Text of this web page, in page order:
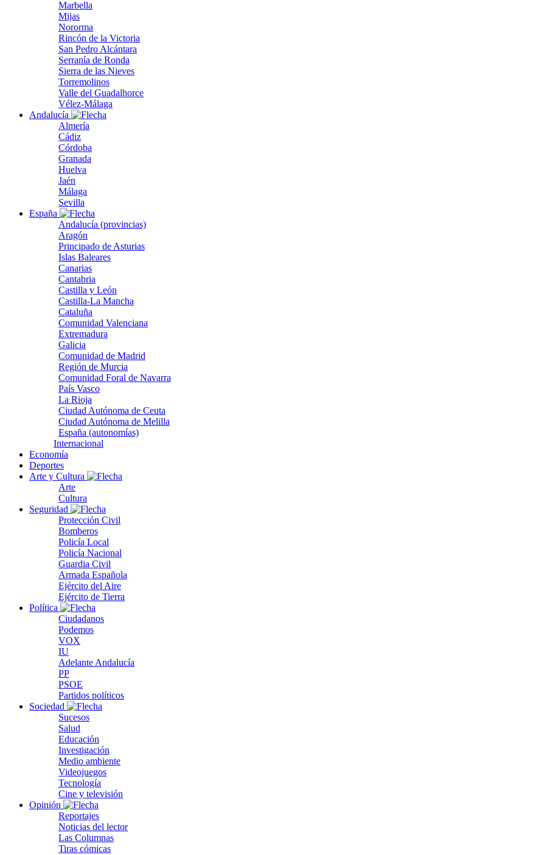
Marbella
Mijas
Nororma
Rincón de la Victoria
San Pedro Alcántara
Serranía de Ronda
Sierra de las Nieves
Torremolinos
Valle del Guadalhorce
Vélez-Málaga
Andalucía
Almería
Cádiz
Córdoba
Granada
Huelva
Jaén
Málaga
Sevilla
España
Andalucía (provincias)
Aragón
Principado de Asturias
Islas Baleares
Canarias
Cantabria
Castilla y León
Castilla-La Mancha
Cataluña
Comunidad Valenciana
Extremadura
Galicia
Comunidad de Madrid
Región de Murcia
Comunidad Foral de Navarra
País Vasco
La Rioja
Ciudad Autónoma de Ceuta
Ciudad Autónoma de Melilla
España (autonomías)
Internacional
Economía
Deportes
Arte y Cultura
Arte
Cultura
Seguridad
Protección Civil
Bomberos
Policía Local
Policía Nacional
Guardia Civil
Armada Española
Ejército del Aire
Ejército de Tierra
Política
Ciudadanos
Podemos
VOX
IU
Adelante Andalucía
PP
PSOE
Partidos políticos
Sociedad
Sucesos
Salud
Educación
Investigación
Medio ambiente
Videojuegos
Tecnología
Cine y televisión
Opinión
Reportajes
Noticias del lector
Las Columnas
Tiras cómicas